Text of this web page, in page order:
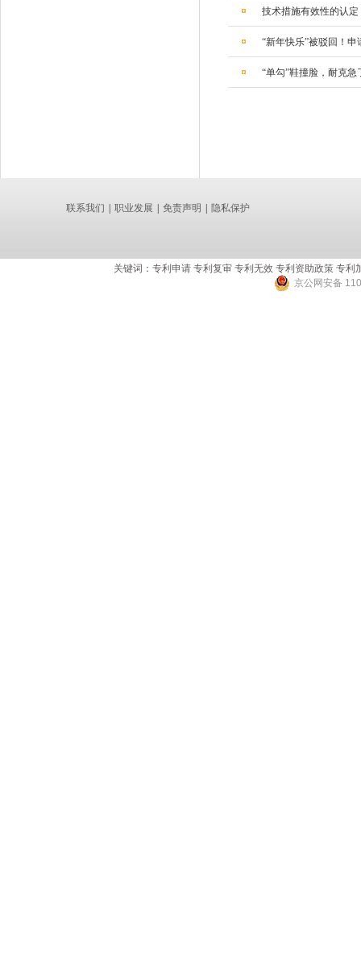
技术措施有效性的认定
“新年快乐”被驳回！
“单勾”鞋撞脸，耐克急
联系我们 职业发展 免责声明 隐私保护
关键词：专利申请 专利复审 专利无效 专利资助政策 专
京公网安备